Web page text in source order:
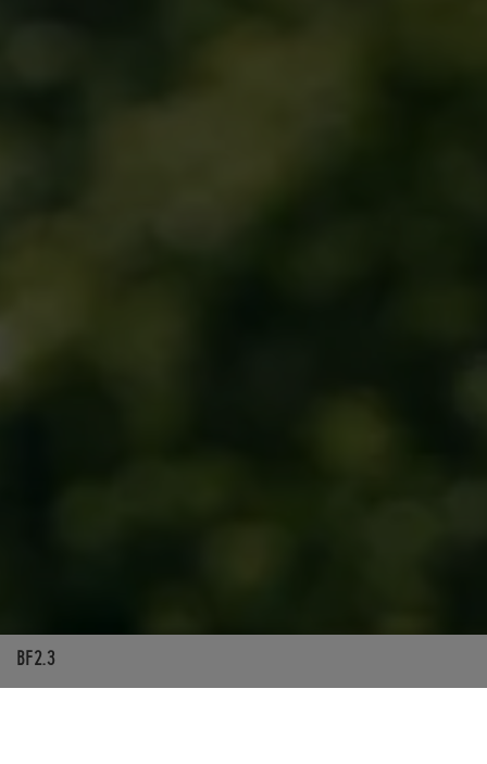
BF2.3